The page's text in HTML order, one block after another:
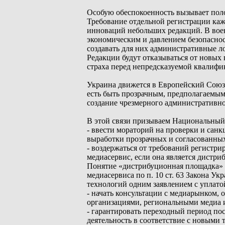
Особую обеспокоенность вызывает
Требование отдельной регистрации
инноваций небольших редакций. В
экономическим и давлением
создавать для них административные
Редакции будут отказываться от
страха перед непредсказуемой
Украина движется в Европейский
есть быть прозрачным,
создание чрезмерного
В этой связи призываем Национальный
- ввести мораторий на проверки и
выработки прозрачных и
- воздержаться от требований
медиасервис, если она является
Понятие «дистрибуционная площадка»
медиасервиса по п. 10 ст. 63 Закона
технологий одним заявлением с
- начать консультации с
организациями, региональными медиа
- гарантировать переходный период
деятельность в соответствие с